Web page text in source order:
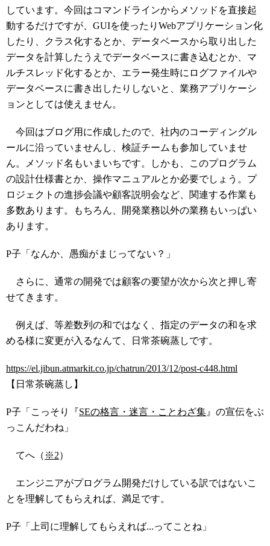
しています。今回はコマンドラインからメソッドを直接起
動するだけですが、GUIを使ったりWebアプリケーション化
したり、クラス化するとか、データベースから取り出した
データを計算したうえでデータベースに書き込むとか、マ
ルチスレッド化するとか、エラー発生時にログファイルや
データベースに書き出したりしないと、業務アプリケーシ
ョンとしては使えません。
今回はブログ用に作成したので、社内のコーディングル
ールに沿っていませんし、検証チームも参加していませ
ん。メソッド名もいまいちです。しかも、このプログラム
の設計仕様書とか、操作マニュアルとか必要でしょう。プ
ロジェクトの進捗会議や顧客説明会など、関連する作業も
多数あります。もちろん、開発業務以外の業務もいっぱい
あります。
P子「なんか、愚痴がまじってない？」
さらに、通常の開発では顧客の要望が次から次と押し寄
せてきます。
例えば、等差数列の和ではなく、指定のデータの和を求
める様に変更が入るなんて、日常茶碗蒸しです。
https://el.jibun.atmarkit.co.jp/chatrun/2013/12/post-c448.html
【日常茶碗蒸し】
P子「こっそり『SEの格言・迷言・ことわざ集 』の宣伝をぶ
っこんだわね」
てへ（ ※2）
エンジニアがプログラム開発だけしている訳ではないこ
とを理解してもらえれば、満足です。
P子「上司に理解してもらえれば...ってことね」